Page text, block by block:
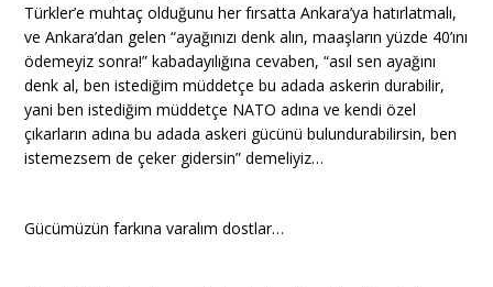
Türkler’e muhtaç olduğunu her fırsatta Ankara’ya hatırlatmalı,
ve Ankara’dan gelen “ayağınızı denk alın, maaşların yüzde 40’ını
ödemeyiz sonra!” kabadayılığına cevaben, “asıl sen ayağını
denk al, ben istediğim müddetçe bu adada askerin durabilir,
yani ben istediğim müddetçe NATO adına ve kendi özel
çıkarların adına bu adada askeri gücünü bulundurabilirsin, ben
istemezsem de çeker gidersin” demeliyiz…
Gücümüzün farkına varalım dostlar…